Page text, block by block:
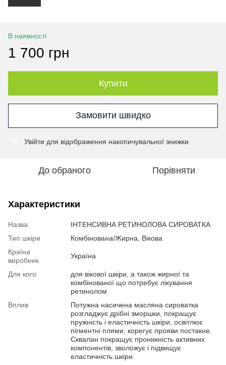
В наявності
1 700 грн
Купити
Замовити швидко
Увійти для відображення накопичувальної знижки
До обраного Порівняти
Характеристики
Назва
ІНТЕНСИВНА РЕТИНОЛОВА СИРОВАТКА
Тип шкіри
Комбінована/Жирна, Вікова
Країна
виробник
Україна
Для кого
для вікової шкіри, а також жирної та
комбінованої що потребує лікування
ретинолом
Вплив
Потужна насичена масляна сироватка
розгладжує дрібні зморшки, покращує
пружність і еластичність шкіри, освітлює
пігментні плями, корегує прояви постакне.
Сквалан покращує проникність активних
компонентів, зволожує і підвищує
еластичність шкіри.